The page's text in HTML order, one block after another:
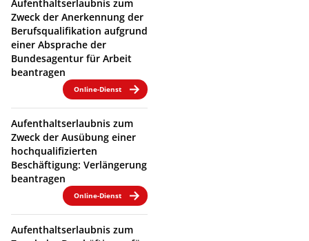
Aufenthaltserlaubnis zum
Zweck der Anerkennung der
Berufsqualifikation aufgrund
einer Absprache der
Bundesagentur für Arbeit
beantragen
Online-Dienst
Aufenthaltserlaubnis zum
Zweck der Ausübung einer
hochqualifizierten
Beschäftigung: Verlängerung
beantragen
Online-Dienst
Aufenthaltserlaubnis zum